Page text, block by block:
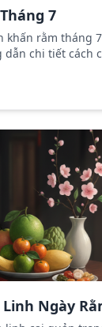
7
khấn rằm tháng
chi tiết cách
Ngày